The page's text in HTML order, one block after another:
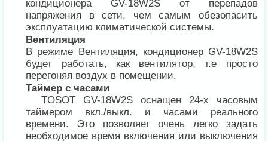
кондиционера GV-18W2S от перепадов
напряжения в сети, чем самым обезопасить
эксплуатацию климатической системы.
Вентиляция
В режиме Вентиляция, кондиционер GV-18W2S
будет работать, как вентилятор, т.е просто
перегоняя воздух в помещении.
Таймер с часами
TOSOT GV-18W2S оснащен 24-х часовым
таймером вкл./выкл. и часами реального
времени. Это позволяет очень легко задать
необходимое время включения или выключения